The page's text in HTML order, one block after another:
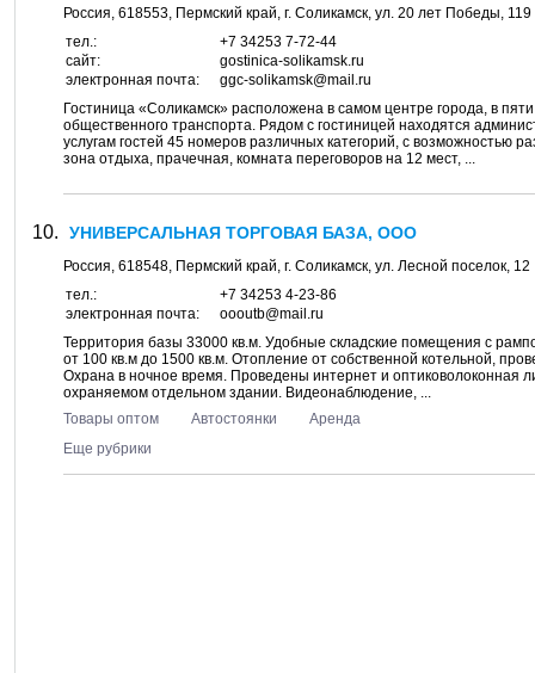
Россия, 618553, Пермский край, г. Соликамск, ул. 20 лет Победы, 119
тел.:
+7 34253 7-72-44
сайт:
gostinica-solikamsk.ru
электронная почта:
ggc-solikamsk@mail.ru
Гостиница «Соликамск» расположена в самом центре города, в
общественного транспорта. Рядом с гостиницей находятся
услугам гостей 45 номеров различных категорий, с возможностью
зона отдыха, прачечная, комната переговоров на 12 мест, ...
УНИВЕРСАЛЬНАЯ ТОРГОВАЯ БАЗА, ООО
Россия, 618548, Пермский край, г. Соликамск, ул. Лесной поселок, 12
тел.:
+7 34253 4-23-86
электронная почта:
oooutb@mail.ru
Территория базы 33000 кв.м. Удобные складские помещения с
от 100 кв.м до 1500 кв.м. Отопление от собственной котельной,
Охрана в ночное время. Проведены интернет и
охраняемом отдельном здании. Видеонаблюдение, ...
Товары оптом
Автостоянки
Аренда
Еще рубрики